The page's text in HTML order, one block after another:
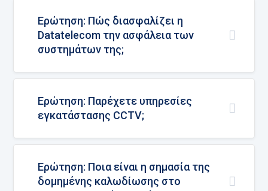
Ερώτηση: Πώς διασφαλίζει η
Datatelecom την ασφάλεια των
συστημάτων της;
Ερώτηση: Παρέχετε υπηρεσίες
εγκατάστασης CCTV;
Ερώτηση: Ποια είναι η σημασία της
δομημένης καλωδίωσης στο